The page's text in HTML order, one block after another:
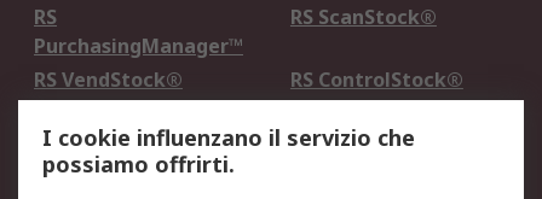
RS
PurchasingManager™
RS ScanStock®
RS VendStock®
RS ControlStock®
Legale
I cookie influenzano il servizio che
possiamo offrirti.